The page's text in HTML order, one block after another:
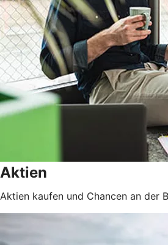
Aktien
Aktien kaufen und Chancen an der